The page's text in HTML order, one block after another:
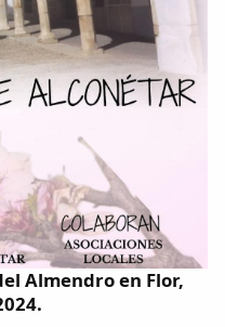
Almendro en Flor,